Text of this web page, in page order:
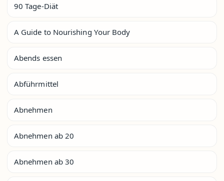
90 Tage-Diät
A Guide to Nourishing Your Body
Abends essen
Abführmittel
Abnehmen
Abnehmen ab 20
Abnehmen ab 30